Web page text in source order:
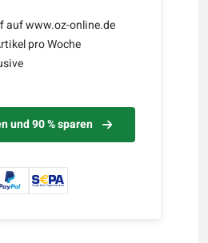
auf www.oz-online.de
pro Woche
und 90 % sparen